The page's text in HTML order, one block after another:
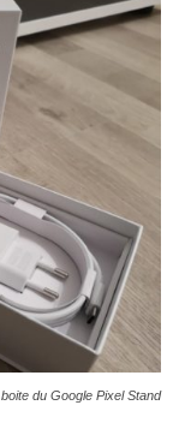
du Google Pixel Stand